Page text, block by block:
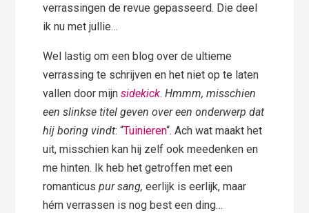
verrassingen de revue gepasseerd. Die deel
ik nu met jullie…
Wel lastig om een blog over de ultieme
verrassing te schrijven en het niet op te laten
vallen door mijnsidekick.Hmmm, misschien
een slinkse titel geven over een onderwerp dat
hij boring vindt: “Tuinieren“. Ach wat maakt het
uit, misschien kan hij zelf ook meedenken en
me hinten. Ik heb het getroffen met een
romanticuspur sang, eerlijk is eerlijk, maar
hém verrassen is nog best een ding…